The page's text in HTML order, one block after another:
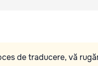
de traducere, vă